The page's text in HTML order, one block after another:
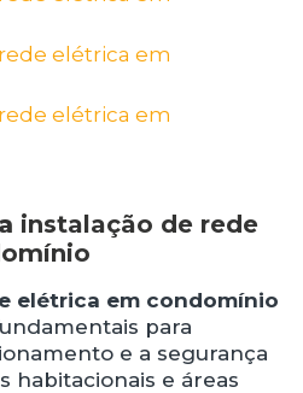
instalação de rede
elétrica em condomínio
para
e a segurança
habitacionais e áreas